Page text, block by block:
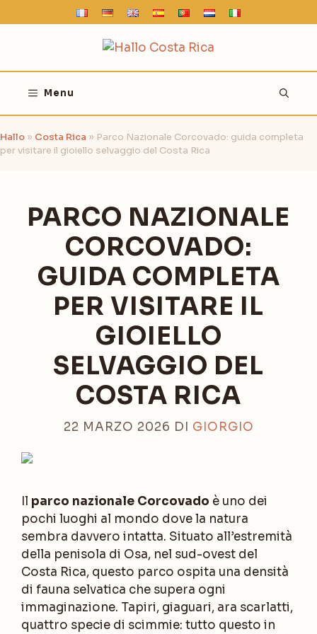
al
Menu
Hallo » Costa Rica » Parco Nazionale Corcovado: guida completa
per visitare il gioiello selvaggio del Costa Rica
PARCO NAZIONALE
CORCOVADO:
GUIDA COMPLETA
PER VISITARE IL
GIOIELLO
SELVAGGIO DEL
COSTA RICA
22 MARZO 2026 DI GIORGIO
Il parco nazionale Corcovado è uno dei
pochi luoghi al mondo dove la natura
sembra davvero intatta. Situato all’estremità
della penisola di Osa, nel sud-ovest del
Costa Rica, questo parco ospita una densità
di fauna selvatica che supera ogni
immaginazione. Tapiri, giaguari, ara scarlatti,
quattro specie di scimmie: tutto questo in